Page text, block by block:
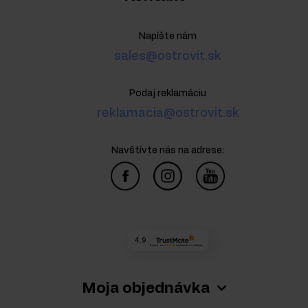
Moja objednávka
Napíšte nám
sales@ostrovit.sk
Podaj reklamáciu
reklamacia@ostrovit.sk
Navštívte nás na adrese:
4.9
Based on 73 539 reviewsfrom all time